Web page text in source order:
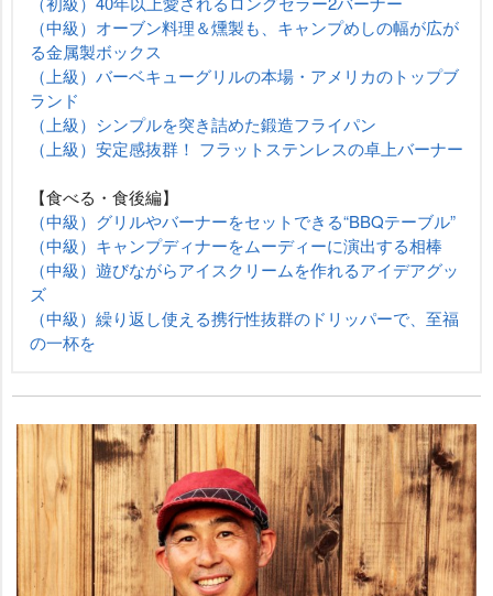
（中級）オーブン料理＆燻製も、キャンプめしの幅が広が
る金属製ボックス
（上級）バーベキューグリルの本場・アメリカのトップブ
ランド
（上級）シンプルを突き詰めた鍛造フライパン
（上級）安定感抜群！ フラットステンレスの卓上バーナー
【食べる・食後編】
（中級）グリルやバーナーをセットできる“BBQテーブル”
（中級）キャンプディナーをムーディーに演出する相棒
（中級）遊びながらアイスクリームを作れるアイデアグッ
ズ
（中級）繰り返し使える携行性抜群のドリッパーで、至福
の一杯を